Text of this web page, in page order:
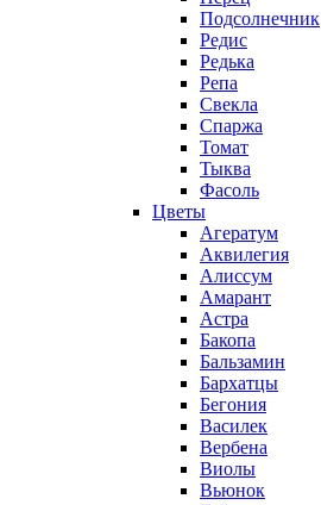
Подсолнечник
Редис
Редька
Репа
Свекла
Спаржа
Томат
Тыква
Фасоль
Цветы
Агератум
Аквилегия
Алиссум
Амарант
Астра
Бакопа
Бальзамин
Бархатцы
Бегония
Василек
Вербена
Виолы
Вьюнок